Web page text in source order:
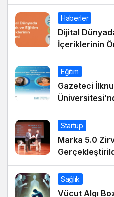
Haberler
Dijital
İçeriklerinin
Eğitim
Gazeteci
Startup
Marka 5.0
Sağlık
Vücut Algı